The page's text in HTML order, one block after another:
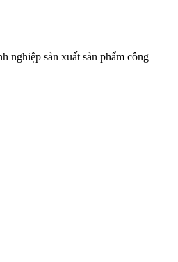
nghiệp sản xuất sản phẩm công